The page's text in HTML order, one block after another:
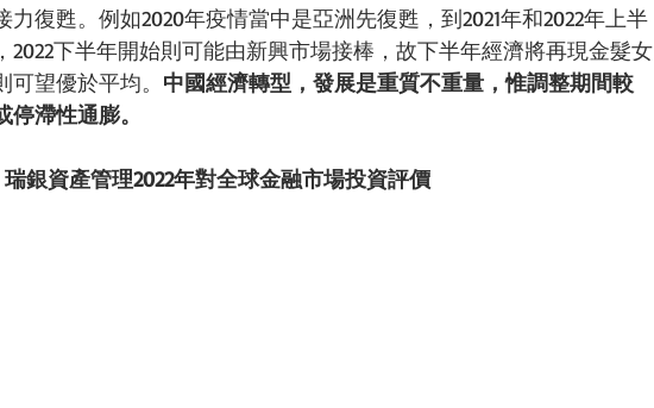
復甦。例如2020年疫情當中是亞洲先復甦，到2021年和2022年上半
2022下半年開始則可能由新興市場接棒，故下半年經濟將再現金髮女
望優於平均。 中國經濟轉型，發展是重質不重量，惟調整期間較
滯性通膨。
瑞銀資產管理2022年對全球金融市場投資評價